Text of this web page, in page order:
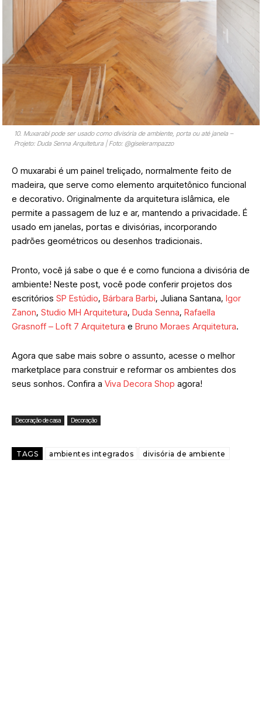
10. Muxarabi pode ser usado como divisória de ambiente, porta ou até janela –
Projeto: Duda Senna Arquitetura | Foto: @giselerampazzo
O muxarabi é um painel treliçado, normalmente feito de
madeira, que serve como elemento arquitetônico funcional
e decorativo. Originalmente da arquitetura islâmica, ele
permite a passagem de luz e ar, mantendo a privacidade. É
usado em janelas, portas e divisórias, incorporando
padrões geométricos ou desenhos tradicionais.
Pronto, você já sabe o que é e como funciona a divisória de
ambiente! Neste post, você pode conferir projetos dos
escritórios SP Estúdio, Bárbara Barbi, Juliana Santana, Igor
Zanon, Studio MH Arquitetura, Duda Senna, Rafaella
Grasnoff – Loft 7 Arquitetura e Bruno Moraes Arquitetura.
Agora que sabe mais sobre o assunto, acesse o melhor
marketplace para construir e reformar os ambientes dos
seus sonhos. Confira a Viva Decora Shop agora!
Decoração de casa Decoração
TAGS ambientes integrados divisória de ambiente